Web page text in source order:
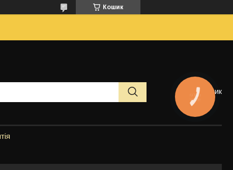
Кошик
Кошик
КНОПКА
ЗВ'ЯЗКУ